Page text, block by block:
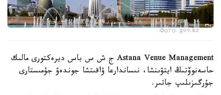
Фото: gov.kz
Astana Venue Management ج ش س باس ديرەكتورى مالىك
حاسەنوۆتىڭ ايتۋىنشا، نىساندارعا ۋاقىتشا جوندەۋ جۇمىستارى
جۇرگىزىلىپ جاتىر.